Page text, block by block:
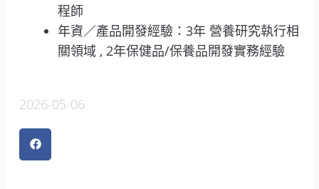
程師
年資／產品開發經驗：3年 營養研究執行相
關領域 , 2年保健品/保養品開發實務經驗
2026-05-06